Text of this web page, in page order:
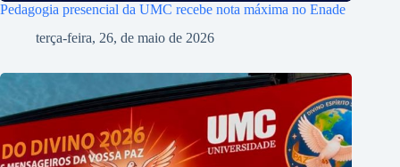
Pedagogia presencial da UMC recebe nota máxima no Enade
terça-feira, 26, de maio de 2026